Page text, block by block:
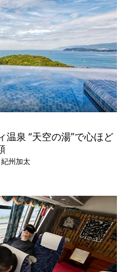
温泉 “天空の湯”で心ほど
州加太